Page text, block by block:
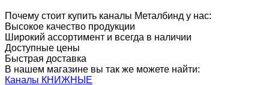
Почему стоит купить каналы Металбинд у нас:
Высокое качество продукции
Широкий ассортимент и всегда в наличии
Доступные цены
Быстрая доставка
В нашем магазине вы так же можете найти:
Каналы КНИЖНЫЕ